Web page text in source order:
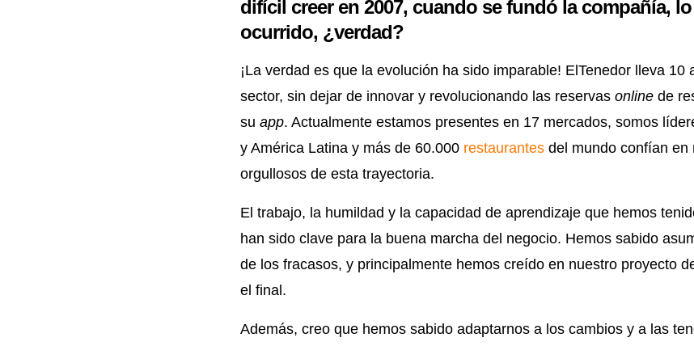
difícil creer en 2007, cuando se fundó la compañía,
ocurrido, ¿verdad?
¡La verdad es que la evolución ha sido imparable! ElTenedor lleva 10
sector, sin dejar de innovar y revolucionando las reservas online de
su app. Actualmente estamos presentes en 17 mercados, somos
y América Latina y más de 60.000 restaurantes del mundo confían en
orgullosos de esta trayectoria.
El trabajo, la humildad y la capacidad de aprendizaje que hemos
han sido clave para la buena marcha del negocio. Hemos sabido
de los fracasos, y principalmente hemos creído en nuestro proyecto
el final.
Además, creo que hemos sabido adaptarnos a los cambios y a las